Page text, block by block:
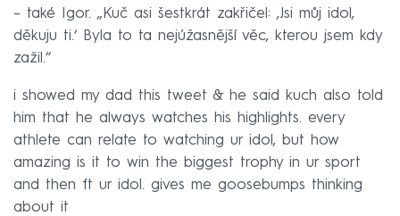
– také Igor. „Kuč asi šestkrát zakřičel: ‚Jsi můj idol,
děkuju ti.‘ Byla to ta nejúžasnější věc, kterou jsem kdy
zažil.“
i showed my dad this tweet & he said kuch also told
him that he always watches his highlights. every
athlete can relate to watching ur idol, but how
amazing is it to win the biggest trophy in ur sport
and then ft ur idol. gives me goosebumps thinking
about it